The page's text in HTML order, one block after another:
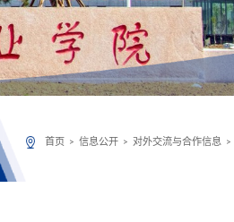
首页 > 信息公开 > 对外交流与合作信息 >